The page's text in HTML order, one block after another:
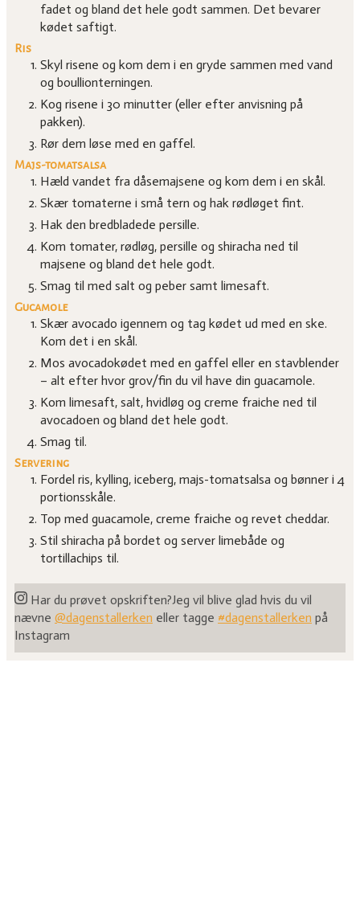
fadet og bland det hele godt sammen. Det bevarer
kødet saftigt.
Ris
Skyl risene og kom dem i en gryde sammen med vand
og boullionterningen.
Kog risene i 30 minutter (eller efter anvisning på
pakken).
Rør dem løse med en gaffel.
Majs-tomatsalsa
Hæld vandet fra dåsemajsene og kom dem i en skål.
Skær tomaterne i små tern og hak rødløget fint.
Hak den bredbladede persille.
Kom tomater, rødløg, persille og shiracha ned til
majsene og bland det hele godt.
Smag til med salt og peber samt limesaft.
Gucamole
Skær avocado igennem og tag kødet ud med en ske.
Kom det i en skål.
Mos avocadokødet med en gaffel eller en stavblender
– alt efter hvor grov/fin du vil have din guacamole.
Kom limesaft, salt, hvidløg og creme fraiche ned til
avocadoen og bland det hele godt.
Smag til.
Servering
Fordel ris, kylling, iceberg, majs-tomatsalsa og bønner i 4
portionsskåle.
Top med guacamole, creme fraiche og revet cheddar.
Stil shiracha på bordet og server limebåde og
tortillachips til.
Har du prøvet opskriften?Jeg vil blive glad hvis du vil
nævne @dagenstallerken eller tagge #dagenstallerken på
Instagram